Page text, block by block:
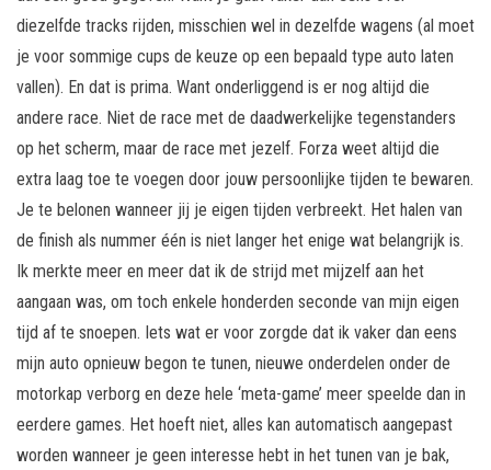
diezelfde tracks rijden, misschien wel in dezelfde wagens (al moet
je voor sommige cups de keuze op een bepaald type auto laten
vallen). En dat is prima. Want onderliggend is er nog altijd die
andere race. Niet de race met de daadwerkelijke tegenstanders
op het scherm, maar de race met jezelf. Forza weet altijd die
extra laag toe te voegen door jouw persoonlijke tijden te bewaren.
Je te belonen wanneer jij je eigen tijden verbreekt. Het halen van
de finish als nummer één is niet langer het enige wat belangrijk is.
Ik merkte meer en meer dat ik de strijd met mijzelf aan het
aangaan was, om toch enkele honderden seconde van mijn eigen
tijd af te snoepen. Iets wat er voor zorgde dat ik vaker dan eens
mijn auto opnieuw begon te tunen, nieuwe onderdelen onder de
motorkap verborg en deze hele ‘meta-game’ meer speelde dan in
eerdere games. Het hoeft niet, alles kan automatisch aangepast
worden wanneer je geen interesse hebt in het tunen van je bak,